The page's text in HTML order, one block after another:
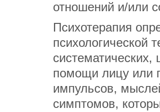
отношений и/или
Психотерапия
психологической
помощи лицу или
импульсов,
симптомов,